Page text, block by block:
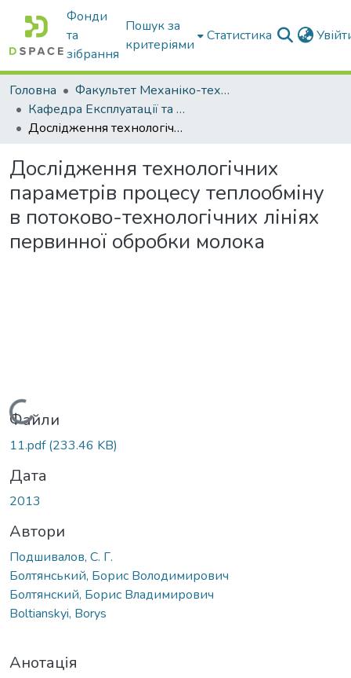
Фонди
та
зібрання
Пошук за
критеріями
Статистика
Головна
Факультет Механіко-технологічний
Кафедра Експлуатації та технічного сервісу машин
Дослідження технологічних параметрів процесу теплообміну в потоково-технологічних лініях первинної обробки молока
Дослідження технологічних
параметрів процесу теплообміну
в потоково-технологічних лініях
первинної обробки молока
Вантажиться...
Файли
11.pdf(233.46 KB)
Дата
2013
Автори
Подшивалов, С. Г.
Болтянський, Борис Володимирович
Болтянский, Борис Владимирович
Boltianskyi, Borys
Анотація